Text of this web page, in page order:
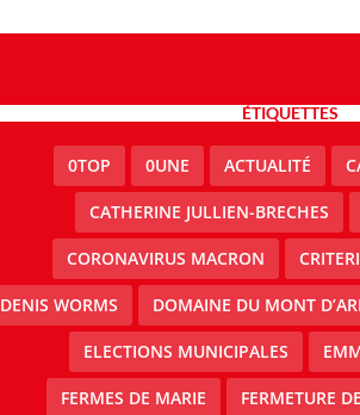
ÉTIQUETTES
0TOP 0UNE ACTUALITÉ
CATHERINE JULLIEN-BRECHES
CORONAVIRUS MACRON
DENIS WORMS DOMAINE DU MONT
ELECTIONS MUNICIPALES
FERMES DE MARIE FERMETURE